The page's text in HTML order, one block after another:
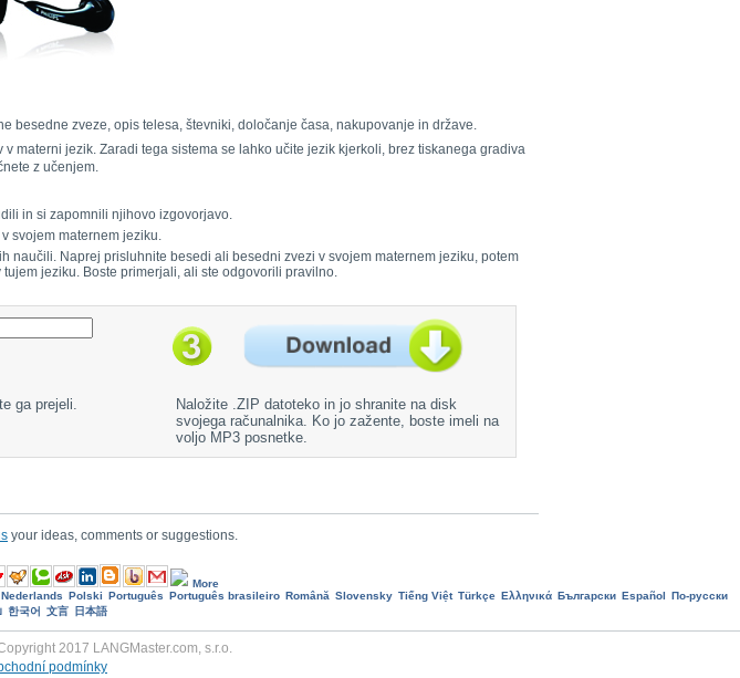
besedne zveze, opis telesa, števniki, določanje časa, nakupovanje in države.
materni jezik. Zaradi tega sistema se lahko učite jezik kjerkoli, brez tiskanega gradiva
z učenjem.
in si zapomnili njihovo izgovorjavo.
svojem maternem jeziku.
naučili. Naprej prisluhnite besedi ali besedni zvezi v svojem maternem jeziku, potem
jeziku. Boste primerjali, ali ste odgovorili pravilno.
ga prejeli.
Naložite .ZIP datoteko in jo shranite na disk
svojega računalnika. Ko jo zažente, boste imeli na
voljo MP3 posnetke.
your ideas, comments or suggestions.
More
Nederlands Polski Português Português brasileiro Română Slovensky Tiếng Việt Türkçe Ελληνικά Български Еspañol
По-русски
한국어 文言 日本語
2017 LANGMaster.com, s.r.o.
podmínky